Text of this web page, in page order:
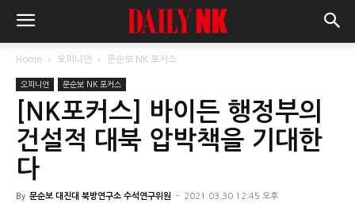
Home 오피니언 문순보 NK 포커스
오피니언 문순보 NK 포커스
[NK포커스] 바이든 행정부의
건설적 대북 압박책을 기대한
다
By 문순보 대진대 북방연구소 수석연구위원 - 2021.03.30 12:45 오후